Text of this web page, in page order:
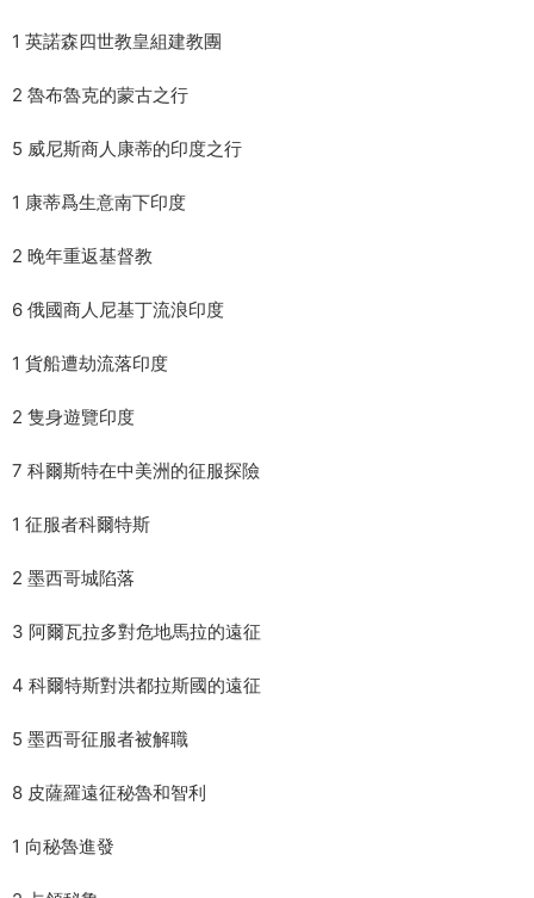
1 英諾森四世教皇組建教團
2 魯布魯克的蒙古之行
5 威尼斯商人康蒂的印度之行
1 康蒂爲生意南下印度
2 晚年重返基督教
6 俄國商人尼基丁流浪印度
1 貨船遭劫流落印度
2 隻身遊覽印度
7 科爾斯特在中美洲的征服探險
1 征服者科爾特斯
2 墨西哥城陷落
3 阿爾瓦拉多對危地馬拉的遠征
4 科爾特斯對洪都拉斯國的遠征
5 墨西哥征服者被解職
8 皮薩羅遠征秘魯和智利
1 向秘魯進發